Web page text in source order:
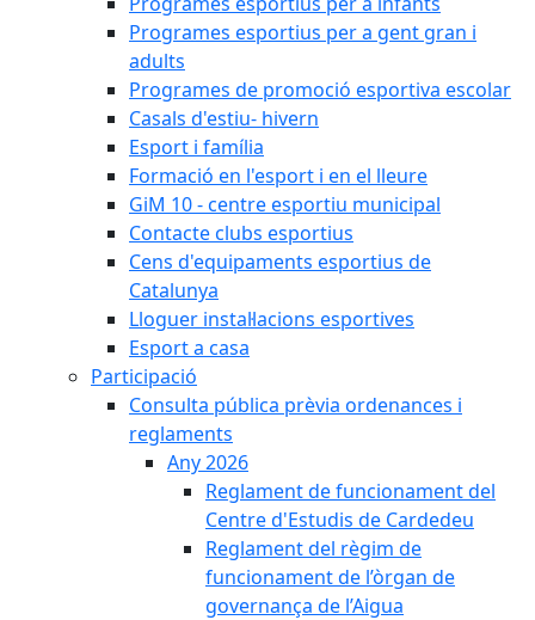
Programes esportius per a gent gran i
adults
Programes de promoció esportiva escolar
Casals d'estiu- hivern
Esport i família
Formació en l'esport i en el lleure
GiM 10 - centre esportiu municipal
Contacte clubs esportius
Cens d'equipaments esportius de
Catalunya
Lloguer instal·lacions esportives
Esport a casa
Participació
Consulta pública prèvia ordenances i
reglaments
Any 2026
Reglament de funcionament del
Centre d'Estudis de Cardedeu
Reglament del règim de
funcionament de l’òrgan de
governança de l’Aigua